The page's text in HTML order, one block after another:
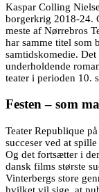
Kaspar Colling
borgerkrig 2018-24.
meste af Nørrebros
har samme titel som
samtidskomedie. Det
underholdende
teater i perioden 10.
Festen – som
Teater Republique
succeser ved at
Og det fortsætter i
dansk films største
Vinterbergs store